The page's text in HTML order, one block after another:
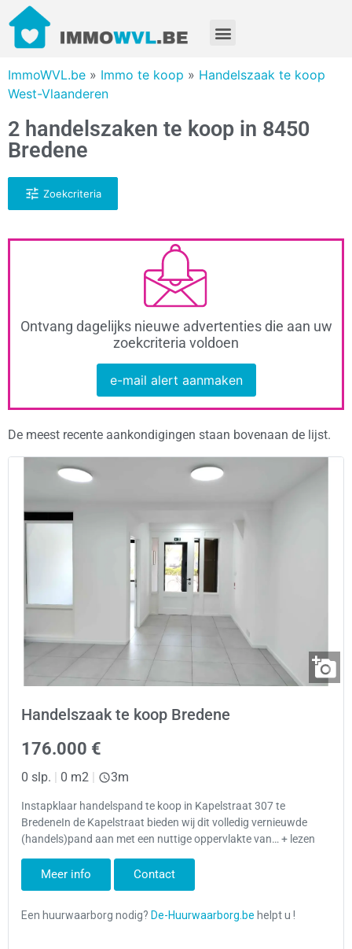
ImmoWVL.be » Immo te koop » Handelszaak te koop
West-Vlaanderen
2 handelszaken te koop in 8450
Bredene
Zoekcriteria
Ontvang dagelijks nieuwe advertenties die aan uw
zoekcriteria voldoen
e-mail alert aanmaken
De meest recente aankondigingen staan bovenaan de lijst.
Handelszaak te koop Bredene
176.000 €
0 slp. | 0 m2 | 3m
Instapklaar handelspand te koop in Kapelstraat 307 te
BredeneIn de Kapelstraat bieden wij dit volledig vernieuwde
(handels)pand aan met een nuttige oppervlakte van… + lezen
Meer info Contact